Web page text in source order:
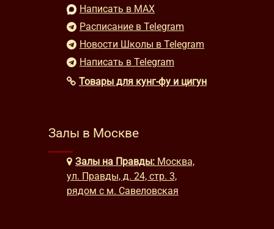
Написать в MAX
Расписание в Telegram
Новости Школы в Telegram
Написать в Telegram
Товары для кунг-фу и цигун
Залы в Москве
Залы на Правды: Москва,
ул. Правды, д. 24, стр. 3,
рядом с м. Савеловская